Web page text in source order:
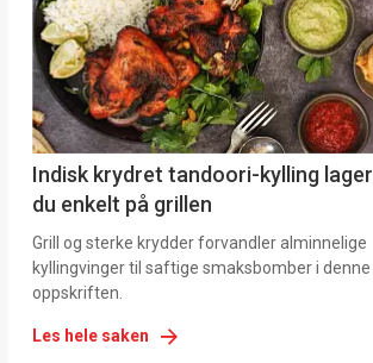
Indisk krydret tandoori-kylling lager
du enkelt på grillen
Grill og sterke krydder forvandler alminnelige
kyllingvinger til saftige smaksbomber i denne
oppskriften.
Les hele saken